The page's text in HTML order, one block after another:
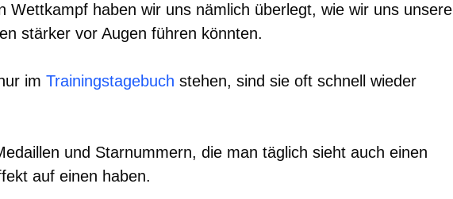
Wettkampf haben wir uns nämlich überlegt, wie wir uns unsere
stärker vor Augen führen könnten.
im Trainingstagebuch stehen, sind sie oft schnell wieder
und Starnummern, die man täglich sieht auch einen
auf einen haben.